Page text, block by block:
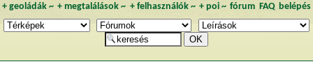
+ geoládák~ +megtalálások ~ + felhasználók~ + poi~ fórum FAQ belépés